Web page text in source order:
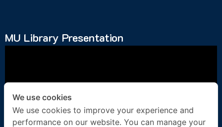
MU Library Presentation
We use cookies
We use cookies to improve your experience and
performance on our website. You can manage your